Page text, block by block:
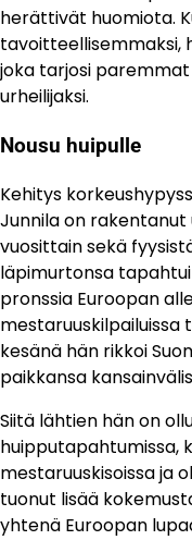
herättivät huomiota.
tavoitteellisemmaksi,
joka tarjosi
urheilijaksi.
Nousu huipulle
Kehitys
Junnila on
vuosittain sekä
läpimurtonsa tapahtui
pronssia Euroopan
mestaruuskilpailuissa
kesänä hän rikkoi
paikkansa
Siitä lähtien hän on
huipputapahtumissa,
mestaruuskisoissa ja
tuonut lisää
yhtenä Euroopan